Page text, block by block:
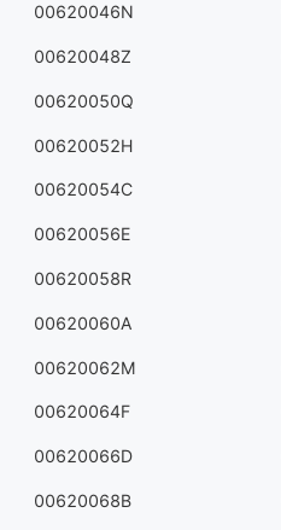
00620046N
00620048Z
00620050Q
00620052H
00620054C
00620056E
00620058R
00620060A
00620062M
00620064F
00620066D
00620068B